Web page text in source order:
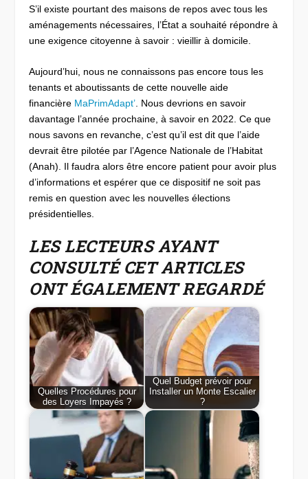
S’il existe pourtant des maisons de repos avec tous les
aménagements nécessaires, l’État a souhaité répondre à
une exigence citoyenne à savoir : vieillir à domicile.
Aujourd’hui, nous ne connaissons pas encore tous les
tenants et aboutissants de cette nouvelle aide
financière MaPrimAdapt’ . Nous devrions en savoir
davantage l’année prochaine, à savoir en 2022. Ce que
nous savons en revanche, c’est qu’il est dit que l’aide
devrait être pilotée par l’Agence Nationale de l’Habitat
(Anah). Il faudra alors être encore patient pour avoir plus
d’informations et espérer que ce dispositif ne soit pas
remis en question avec les nouvelles élections
présidentielles.
LES LECTEURS AYANT
CONSULTÉ CET ARTICLES
ONT ÉGALEMENT REGARDÉ
Quelles Procédures pour
des Loyers Impayés ?
Quel Budget prévoir pour
Installer un Monte Escalier
?